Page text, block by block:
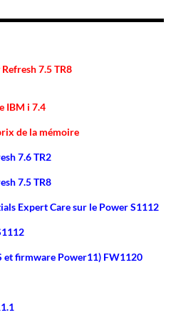
7.5 TR8
IBM i 7.4
de la mémoire
7.6 TR2
7.5 TR8
Expert Care sur le Power S1112
et firmware Power11) FW1120